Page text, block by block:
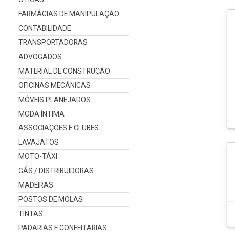
FARMÁCIAS DE MANIPULAÇÃO
CONTABILIDADE
TRANSPORTADORAS
ADVOGADOS
MATERIAL DE CONSTRUÇÃO
OFICINAS MECÂNICAS
MÓVEIS PLANEJADOS
MODA ÍNTIMA
ASSOCIAÇÕES E CLUBES
LAVAJATOS
MOTO-TÁXI
GÁS / DISTRIBUIDORAS
MADEIRAS
POSTOS DE MOLAS
TINTAS
PADARIAS E CONFEITARIAS